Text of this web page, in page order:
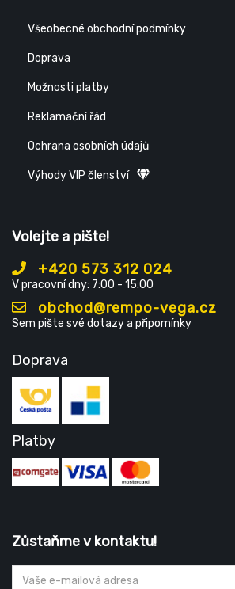
Všeobecné obchodní podmínky
Doprava
Možnosti platby
Reklamační řád
Ochrana osobních údajů
Výhody VIP členství
Volejte a pište!
+420 573 312 024
V pracovní dny: 7:00 - 15:00
obchod@rempo-vega.cz
Sem pište své dotazy a připomínky
Doprava
Platby
Zůstaňme v kontaktu!